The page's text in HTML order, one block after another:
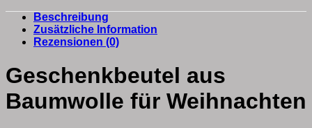
Beschreibung
Zusätzliche Information
Rezensionen (0)
Geschenkbeutel aus
Baumwolle für Weihnachten